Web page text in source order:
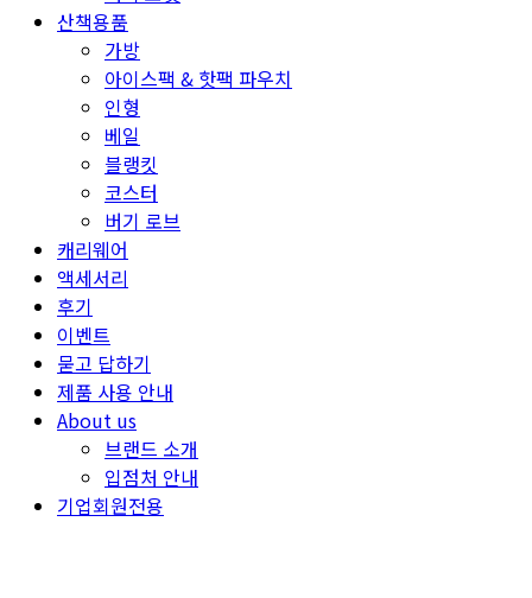
산책용품
가방
아이스팩 & 핫팩 파우치
인형
베일
블랭킷
코스터
버기 로브
캐리웨어
액세서리
후기
이벤트
묻고 답하기
제품 사용 안내
About us
브랜드 소개
입점처 안내
기업회원전용